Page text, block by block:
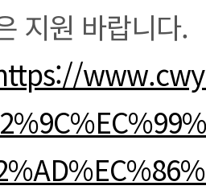
지원 바랍니다.